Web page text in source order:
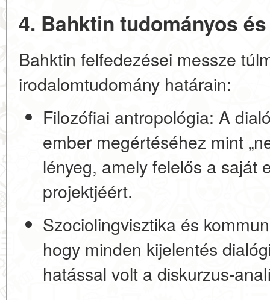
4. Bahktin tudományos
Bahktin felfedezései messze
irodalomtudomány határain:
Filozófiai antropológia: A
ember megértéséhez mint
lényeg, amely felelős a saját
projektjéért.
Szociolingvisztika és
hogy minden kijelentés
hatással volt a diskurzus-